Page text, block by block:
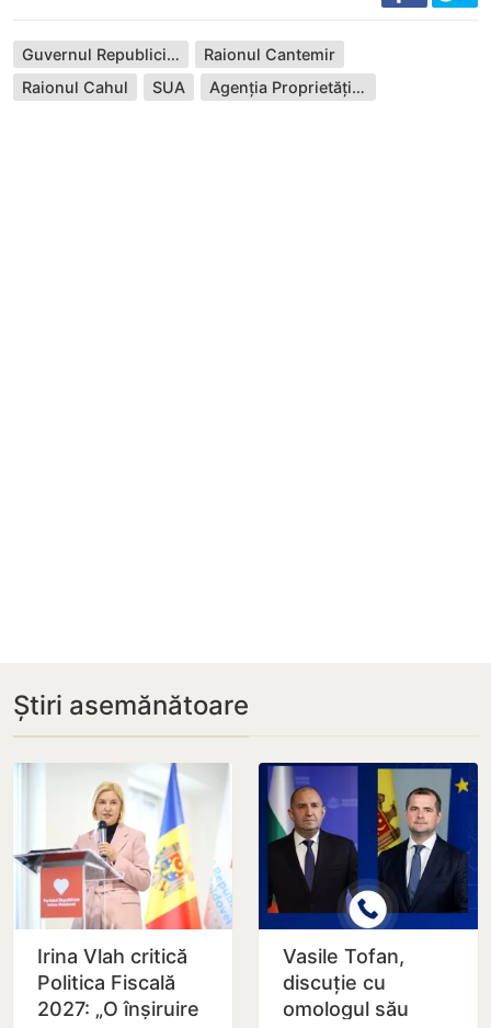
Guvernul Republicii Moldova
Raionul Cantemir
Raionul Cahul
SUA Agenția Proprietății Publice
Știri asemănătoare
Irina Vlah critică
Politica Fiscală
2027: „O înșiruire
Vasile Tofan,
discuție cu
omologul său